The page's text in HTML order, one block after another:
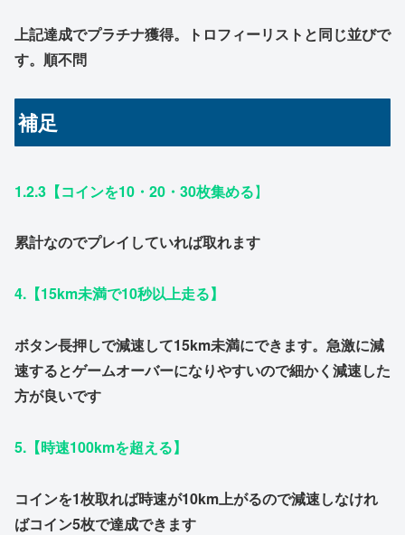
上記達成でプラチナ獲得。トロフィーリストと同じ並びで
す。順不問
補足
1.2.3【コインを10・20・30枚集める】
累計なのでプレイしていれば取れます
4.【15km未満で10秒以上走る】
ボタン長押しで減速して15km未満にできます。急激に減
速するとゲームオーバーになりやすいので細かく減速した
方が良いです
5.【時速100kmを超える】
コインを1枚取れば時速が10km上がるので減速しなけれ
ばコイン5枚で達成できます